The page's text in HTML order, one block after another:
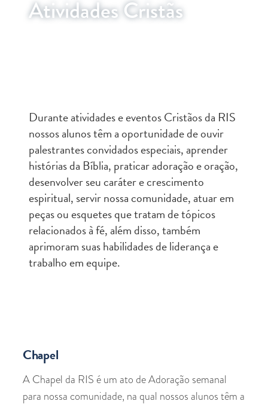
Atividades Cristãs
Atividades Cristãs
Durante atividades e eventos Cristãos da RIS
nossos alunos têm a oportunidade de ouvir
palestrantes convidados especiais, aprender
histórias da Bíblia, praticar adoração e oração,
desenvolver seu caráter e crescimento
espiritual, servir nossa comunidade, atuar em
peças ou esquetes que tratam de tópicos
relacionados à fé, além disso, também
aprimoram suas habilidades de liderança e
trabalho em equipe.
Chapel
A Chapel da RIS é um ato de Adoração semanal
para nossa comunidade, na qual nossos alunos têm a